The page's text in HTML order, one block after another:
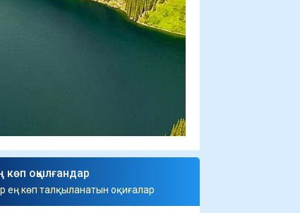
көп оқылғандар
ең көп талқыланатын оқиғалар